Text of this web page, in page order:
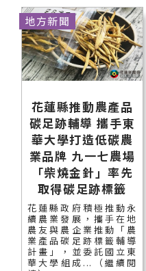
花蓮縣推動農產品
碳足跡輔導 攜手東
華大學打造低碳農
業品牌 九一七農場
「柴燒金針」率先
取得碳足跡標籤
花蓮縣政府積極推動永
續農業發展，攜手在地
農友與農企業推動「農
業產品碳足跡標籤輔導
計畫」，並委託國立東
華大學組成...（繼續閱
地方新聞